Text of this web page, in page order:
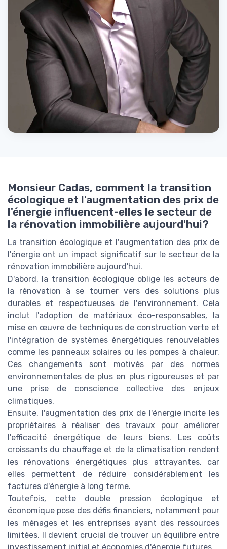
Monsieur Cadas, comment la transition
écologique et l'augmentation des prix de
l'énergie influencent-elles le secteur de
la rénovation immobilière aujourd'hui?
La transition écologique et l'augmentation des prix de
l'énergie ont un impact significatif sur le secteur de la
rénovation immobilière aujourd'hui.
D'abord, la transition écologique oblige les acteurs de
la rénovation à se tourner vers des solutions plus
durables et respectueuses de l'environnement. Cela
inclut l'adoption de matériaux éco-responsables, la
mise en œuvre de techniques de construction verte et
l'intégration de systèmes énergétiques renouvelables
comme les panneaux solaires ou les pompes à chaleur.
Ces changements sont motivés par des normes
environnementales de plus en plus rigoureuses et par
une prise de conscience collective des enjeux
climatiques.
Ensuite, l'augmentation des prix de l'énergie incite les
propriétaires à réaliser des travaux pour améliorer
l'efficacité énergétique de leurs biens. Les coûts
croissants du chauffage et de la climatisation rendent
les rénovations énergétiques plus attrayantes, car
elles permettent de réduire considérablement les
factures d'énergie à long terme.
Toutefois, cette double pression écologique et
économique pose des défis financiers, notamment pour
les ménages et les entreprises ayant des ressources
limitées. Il devient crucial de trouver un équilibre entre